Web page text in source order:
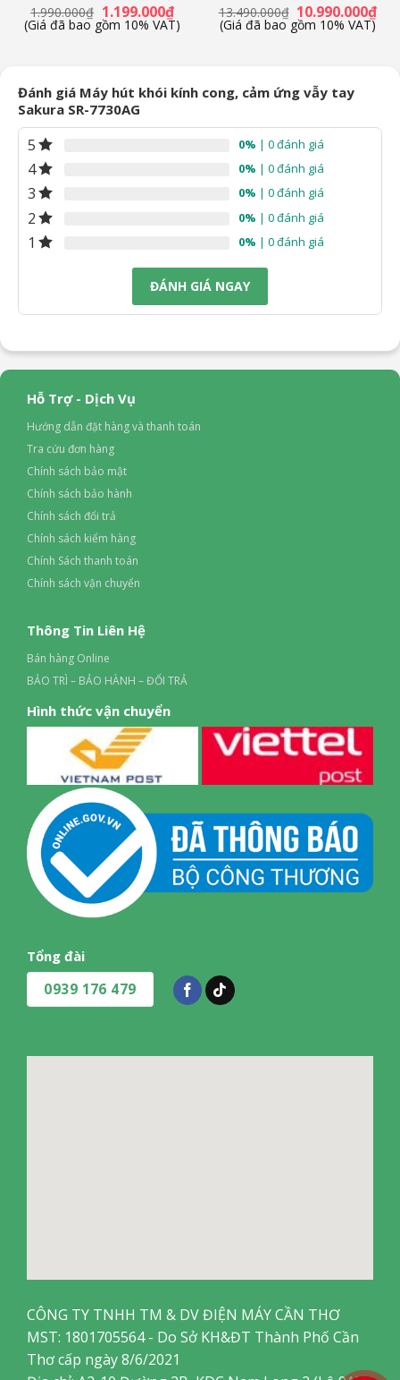
1.990.000₫ Giá
gốc
là:
1.199.000₫Giá
hiện
tại
(Giá đã bao gồm 10% VAT)
13.490.000₫ Giá
gốc
là:
10.990.000₫Giá
(Giá đã bao gồm 10% VAT)
Đánh giá Máy hút khói kính cong, cảm ứng vẫy tay
Sakura SR-7730AG
5 0% | 0 đánh giá
4 0% | 0 đánh giá
3 0% | 0 đánh giá
2 0% | 0 đánh giá
1 0% | 0 đánh giá
ĐÁNH GIÁ NGAY
Hỗ Trợ - Dịch Vụ
Hướng dẫn đặt hàng và thanh toán
Tra cứu đơn hàng
Chính sách bảo mật
Chính sách bảo hành
Chính sách đổi trả
Chính sách kiểm hàng
Chính Sách thanh toán
Chính sách vận chuyển
Thông Tin Liên Hệ
Bán hàng Online
BẢO TRÌ – BẢO HÀNH – ĐỔI TRẢ
Hình thức vận chuyển
Tổng đài
0939 176 479
CÔNG TY TNHH TM & DV ĐIỆN MÁY CẦN THƠ
MST: 1801705564 - Do Sở KH&ĐT Thành Phố Cần
Thơ cấp ngày 8/6/2021